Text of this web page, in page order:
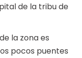
de la tribu de
la zona es
pocos puentes